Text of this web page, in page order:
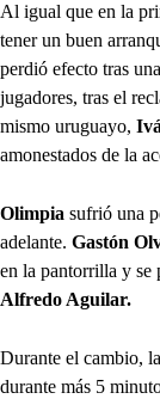
Al igual que en la
tener un buen
perdió efecto tras
jugadores, tras el
mismo uruguayo,
amonestados de la
Olimpia sufrió una
adelante. Gastón
en la pantorrilla y se
Alfredo Aguilar.
Durante el cambio,
durante más 5